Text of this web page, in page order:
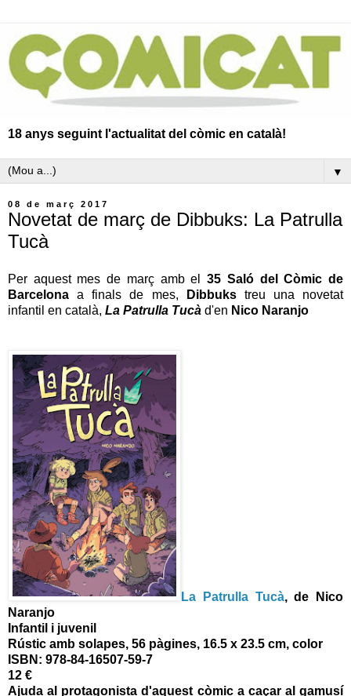
18 anys seguint l'actualitat del còmic en català!
▼
08 de març 2017
Novetat de març de Dibbuks: La Patrulla
Tucà
Per aquest mes de març amb el35 Saló del Còmic de
Barcelona a finals de mes, Dibbuks treu una novetat
infantil en català, La Patrulla Tucà d'en Nico Naranjo
La Patrulla Tucà, de Nico
Naranjo
Infantil i juvenil
Rústic amb solapes, 56 pàgines, 16.5 x 23.5 cm, color
ISBN: 978-84-16507-59-7
12 €
Ajuda al protagonista d'aquest còmic a caçar al gamusí